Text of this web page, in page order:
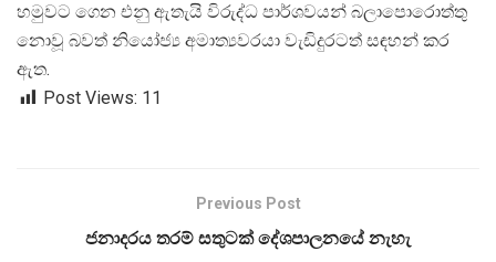
හමුවට ගෙන එනු ඇතැයි විරුද්ධ පාර්ශවයන් බලාපොරොත්තු
නොවූ බවත් නියෝජ් ය අමාත්යවරයා වැඩිදුරටත් සඳහන් කර
ඇත.
Post Views: 11
Previous Post
ජනාදරය තරම් සතුටක් දේශපාලනයේ නැහැ